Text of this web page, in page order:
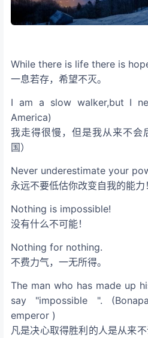
While there is life there is
一息若存，希望不灭。
I am a slow walker,but I
America)
我走得很慢，但是我从来不会
国）
Never underestimate your
永远不要低估你改变自我的能力！
Nothing is impossible!
没有什么不可能！
Nothing for nothing.
不费力气，一无所得。
The man who has made up
say "impossible ".
emperor )
凡是决心取得胜利的人是从来